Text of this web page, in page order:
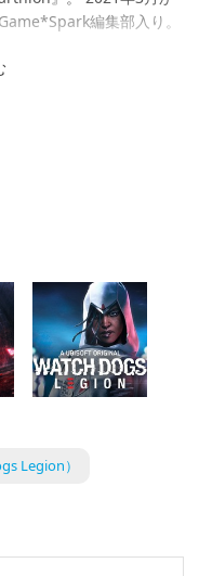
編集部入り。
Legion）